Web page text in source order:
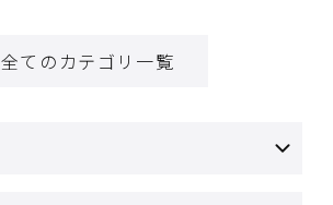
全てのカテゴリ一覧